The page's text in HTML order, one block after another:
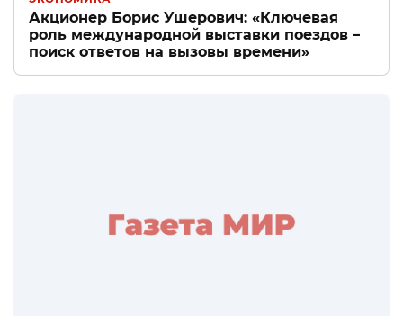
Акционер Борис Ушерович: «Ключевая
роль международной выставки поездов –
поиск ответов на вызовы времени»